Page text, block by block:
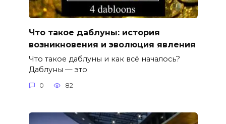
Что такое даблуны: история
возникновения и эволюция явления
Что такое даблуны и как всё началось?
Даблуны — это
0 82